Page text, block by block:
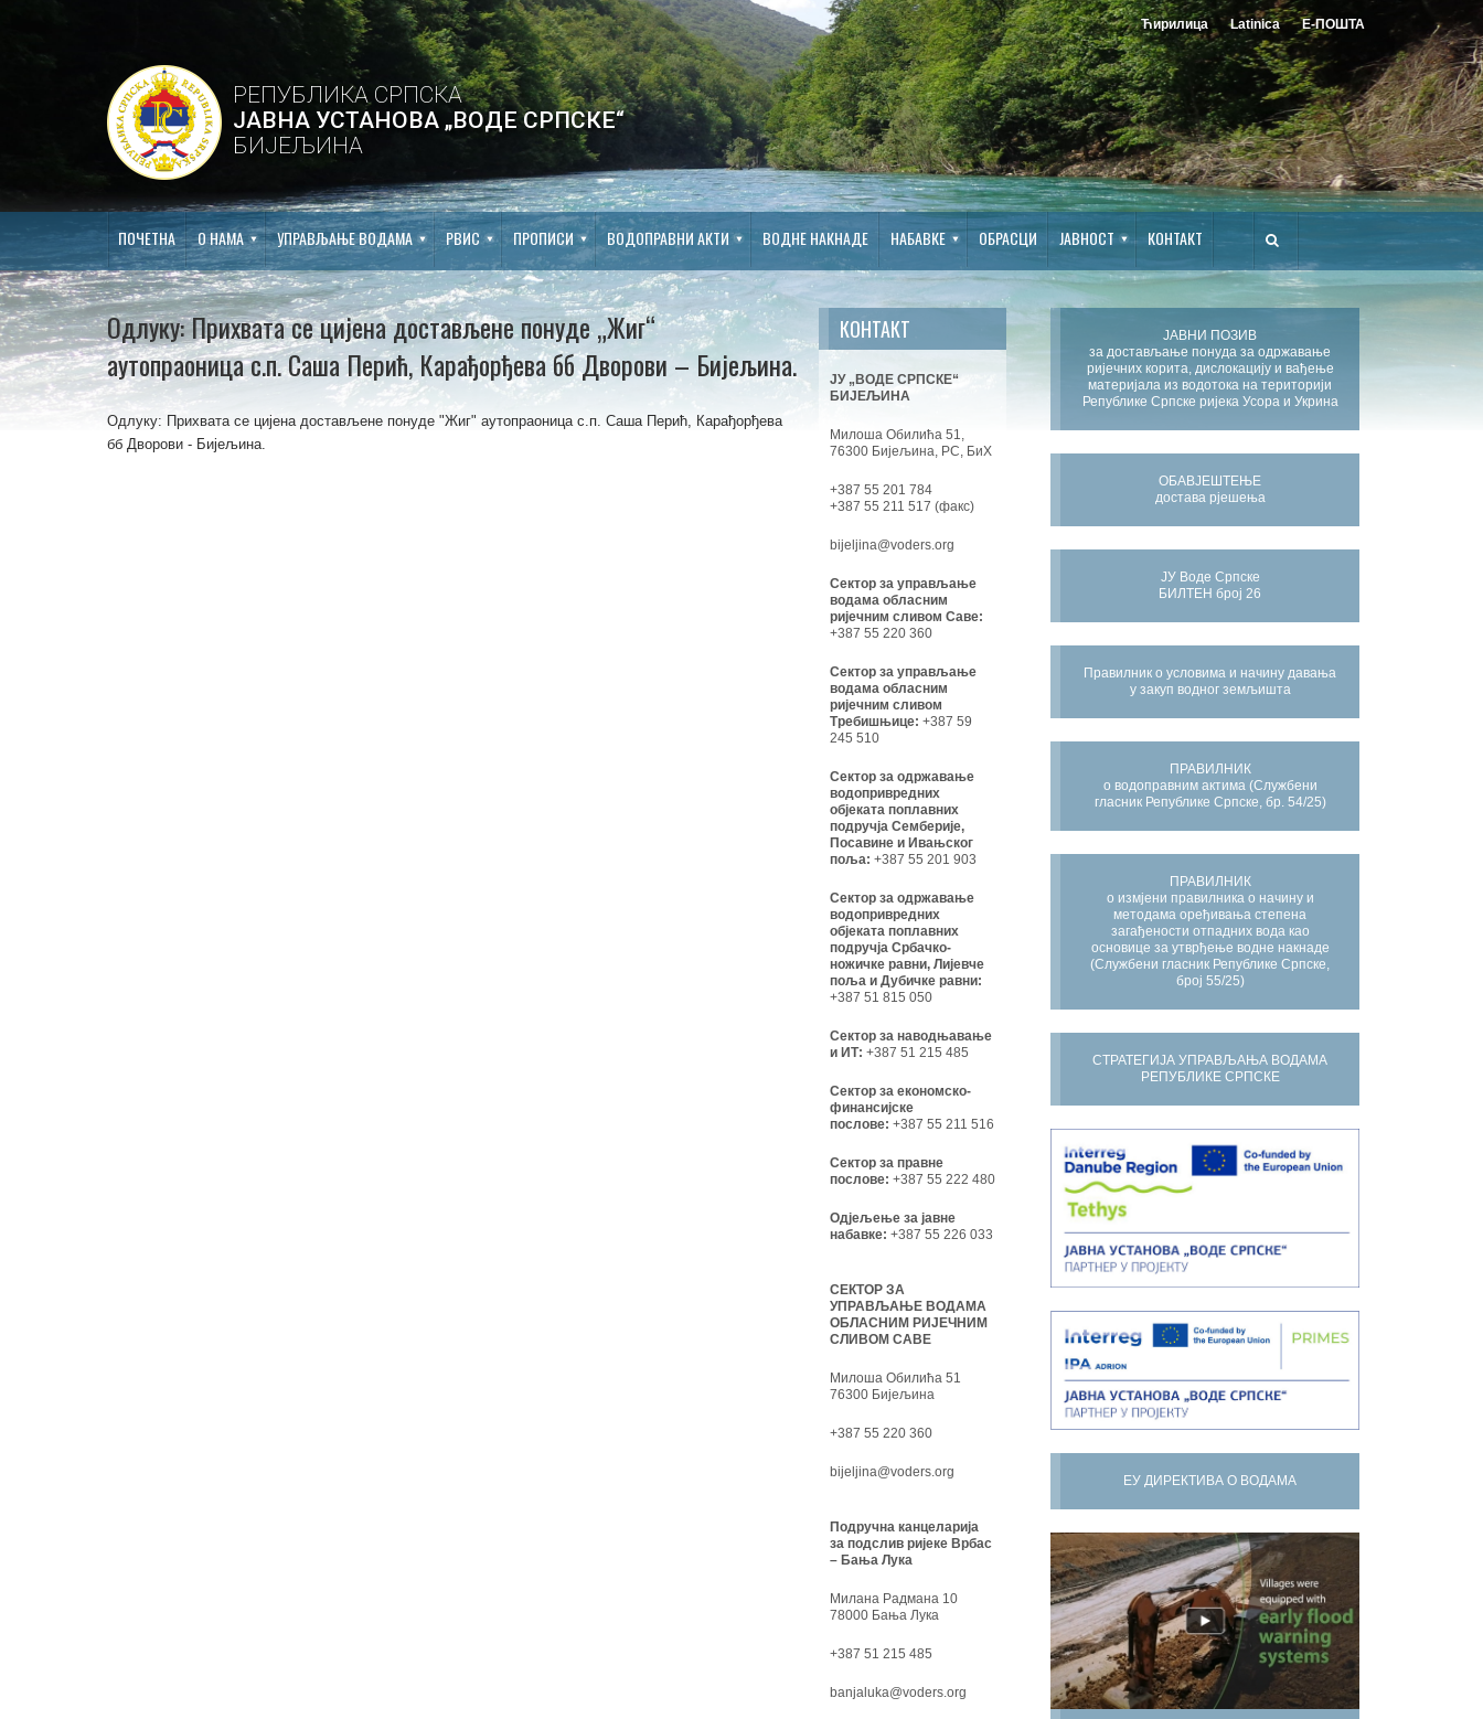
Ћирилица Latinica Е-ПОШТА
РЕПУБЛИКА СРПСКА
ЈАВНА УСТАНОВА „ВОДЕ СРПСКЕ“
БИЈЕЉИНА
ПОЧЕТНА О НАМА УПРАВЉАЊЕ ВОДАМА РВИС ПРОПИСИ ВОДОПРАВНИ АКТИ ВОДНЕ НАКНАДЕ НАБАВКЕ ОБРАСЦИ ЈАВНОСТ КОНТАКТ
Одлуку: Прихвата се цијена достављене понуде „Жиг“
аутопраоница с.п. Саша Перић, Карађорђева бб Дворови – Бијељина.
Одлуку: Прихвата се цијена достављене понуде "Жиг" аутопраоница с.п. Саша Перић, Карађорђева
бб Дворови - Бијељина.
ЈАВНИ ПОЗИВ
за достављање понуда за одржавање
ријечних корита, дислокацију и вађење
материјала из водотока на територији
Републике Српске ријека Усора и Укрина
ОБАВЈЕШТЕЊЕ
достава рјешења
ЈУ Воде Српске
БИЛТЕН број 26
Правилник о условима и начину давања
у закуп водног земљишта
ПРАВИЛНИК
о водоправним актима (Службени
гласник Републике Српске, бр. 54/25)
ПРАВИЛНИК
о измјени правилника о начину и
методама оређивања степена
загађености отпадних вода као
основице за утврђење водне накнаде
(Службени гласник Републике Српске,
број 55/25)
СТРАТЕГИЈА УПРАВЉАЊА ВОДАМА
РЕПУБЛИКЕ СРПСКЕ
ЕУ ДИРЕКТИВА О ВОДАМА
КОНТАКТ
ЈУ „ВОДЕ СРПСКЕ“
БИЈЕЉИНА
Милоша Обилића 51,
76300 Бијељина, РС, БиХ
+387 55 201 784
+387 55 211 517 (факс)
bijeljina@voders.org
Сектор за управљање
водама обласним
ријечним сливом Саве:
+387 55 220 360
Сектор за управљање
водама обласним
ријечним сливом
Требишњице: +387 59
245 510
Сектор за одржавање
водопривредних
објеката поплавних
подручја Семберије,
Посавине и Ивањског
поља: +387 55 201 903
Сектор за одржавање
водопривредних
објеката поплавних
подручја Србачко-
ножичке равни, Лијевче
поља и Дубичке равни:
+387 51 815 050
Сектор за наводњавање
и ИТ: +387 51 215 485
Сектор за економско-
финансијске
послове: +387 55 211 516
Сектор за правне
послове: +387 55 222 480
Одјељење за јавне
набавке: +387 55 226 033
СЕКТОР ЗА
УПРАВЉАЊЕ ВОДАМА
ОБЛАСНИМ РИЈЕЧНИМ
СЛИВОМ САВЕ
Милоша Обилића 51
76300 Бијељина
+387 55 220 360
bijeljina@voders.org
Подручна канцеларија
за подслив ријеке Врбас
– Бања Лука
Милана Радмана 10
78000 Бања Лука
+387 51 215 485
banjaluka@voders.org